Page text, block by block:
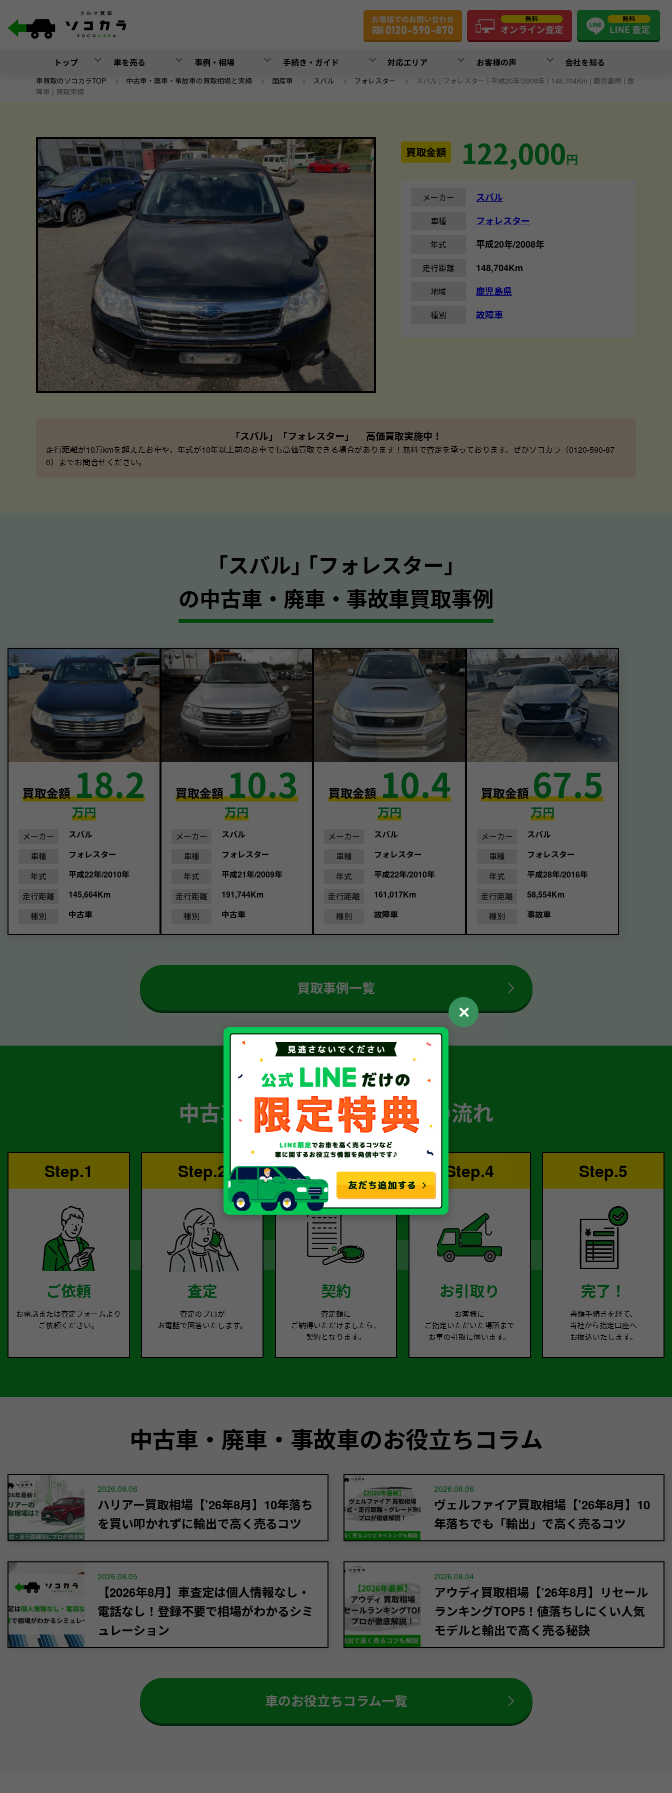
トップ 車を売る 事例・相場 手続き・ガイド 対応エリア お客様の声 会社を知る
車買取のソコカラTOP > 中古車・廃車・事故車の買取相場と実績 > 国産車 > スバル > フォレスター > スバル | フォレスター | 平成20年/2008年 | 148,704Km | 鹿児島県 | 故
障車 | 買取実績
買取金額 122,000円
メーカー スバル
車種 フォレスター
年式 平成20年/2008年
走行距離 148,704Km
地域 鹿児島県
種別 故障車
「スバル」「フォレスター」 高価買取実施中！
走行距離が10万kmを超えたお車や、年式が10年以上前のお車でも高価買取できる場合があります！無料で査定を承っております。ぜひソコカラ（0120-590-87
0）までお問合せください。
｢スバル｣ ｢フォレスター｣
の中古車・廃車・事故車買取事例
買取金額18.2
万円
メーカー
スバル
車種
フォレスター
年式
平成22年/2010年
走行距離
145,664Km
種別
中古車
買取金額10.3
万円
メーカー
スバル
車種
フォレスター
年式
平成21年/2009年
走行距離
191,744Km
種別
中古車
買取金額10.4
万円
メーカー
スバル
車種
フォレスター
年式
平成22年/2010年
走行距離
161,017Km
種別
故障車
買取金額67.5
万円
メーカー
スバル
車種
フォレスター
年式
平成28年/2016年
走行距離
58,554Km
種別
事故車
買取事例一覧
簡単 5ステップ！
中古車・廃車・事故車買取の流れ
Step.1
ご依頼
お電話または査定フォームより
ご依頼ください。
Step.2
査定
査定のプロが
お電話で回答いたします。
Step.3
契約
査定額に
ご納得いただけましたら、
契約となります。
Step.4
お引取り
お客様に
ご指定いただいた場所まで
お車の引取に伺います。
Step.5
完了！
書類手続きを経て、
当社から指定口座へ
お振込いたします。
中古車・廃車・事故車のお役立ちコラム
2026.08.06
ハリアー買取相場【’26年8月】10年落ち
を買い叩かれずに輸出で高く売るコツ
2026.08.06
ヴェルファイア買取相場【’26年8月】10
年落ちでも「輸出」で高く売るコツ
2026.08.05
【2026年8月】車査定は個人情報なし・
電話なし！登録不要で相場がわかるシミ
ュレーション
2026.08.04
アウディ買取相場【’26年8月】リセール
ランキングTOP5！値落ちしにくい人気
モデルと輸出で高く売る秘訣
車のお役立ちコラム一覧
✕